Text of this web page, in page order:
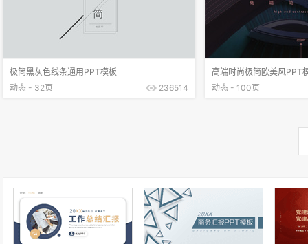
极简黑灰色线条通用PPT模板
动态 - 32页
236514
高端时尚极简欧美风PPT
动态 - 100页